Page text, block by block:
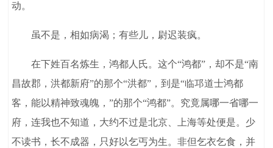
动。
虽不是，相如病渴；有些儿，尉迟装疯。
在下姓百名炼生，鸿都人氏。这个“鸿都”，却不是“南
昌故郡，洪都新府”的那个“洪都”，到是“临邛道士鸿都
客，能以精神致魂魄，”的那个“鸿都”。究竟属哪一省哪一
府，连我也不知道，大约不过是北京、上海等处便是。少
不读书，长不成器，只好以乞丐为生。非但乞衣乞食，并